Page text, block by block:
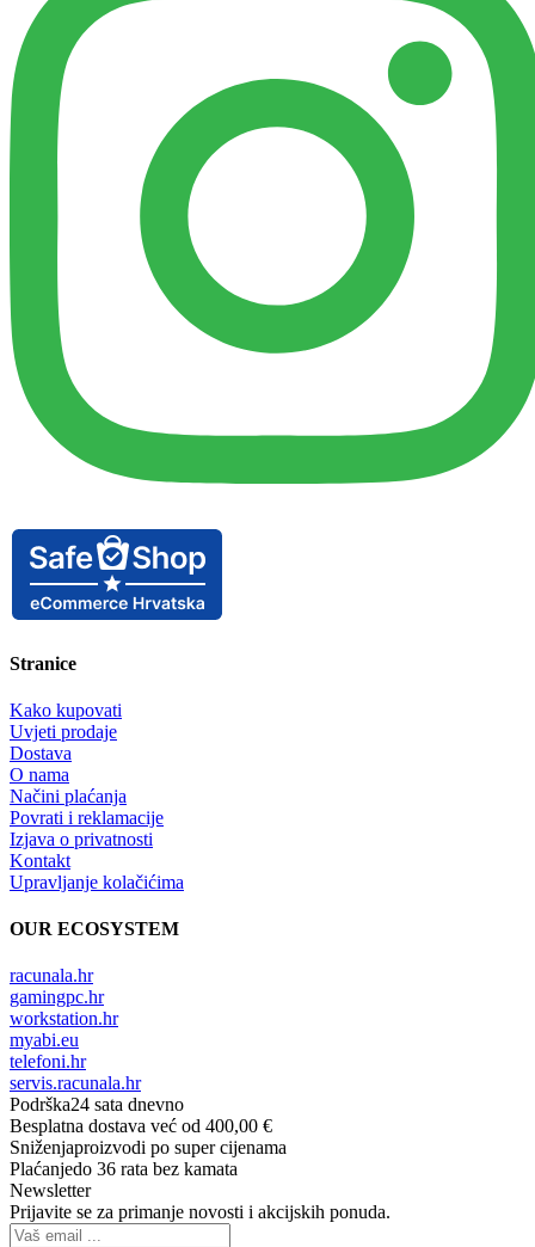
Stranice
Kako kupovati
Uvjeti prodaje
Dostava
O nama
Načini plaćanja
Povrati i reklamacije
Izjava o privatnosti
Kontakt
Upravljanje kolačićima
OUR ECOSYSTEM
racunala.hr
gamingpc.hr
workstation.hr
myabi.eu
telefoni.hr
servis.racunala.hr
Podrška24 sata dnevno
Besplatna dostava već od 400,00 €
Sniženjaproizvodi po super cijenama
Plaćanjedo 36 rata bez kamata
Newsletter
Prijavite se za primanje novosti i akcijskih ponuda.